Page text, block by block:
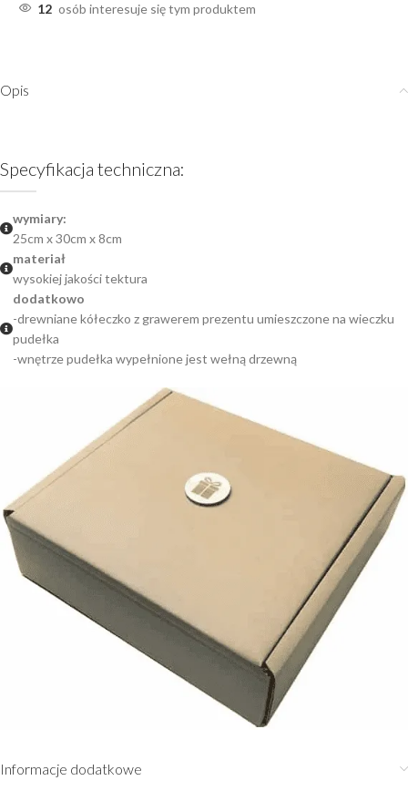
12 osób interesuje się tym produktem
Opis
Specyfikacja techniczna:
wymiary:
25cm x 30cm x 8cm
materiał
wysokiej jakości tektura
dodatkowo
-drewniane kółeczko z grawerem prezentu umieszczone na wieczku
pudełka
-wnętrze pudełka wypełnione jest wełną drzewną
Informacje dodatkowe